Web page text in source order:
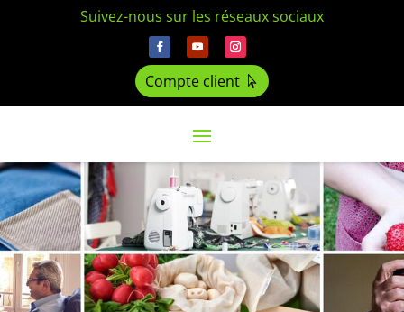
Suivez-nous sur les réseaux sociaux
Compte client